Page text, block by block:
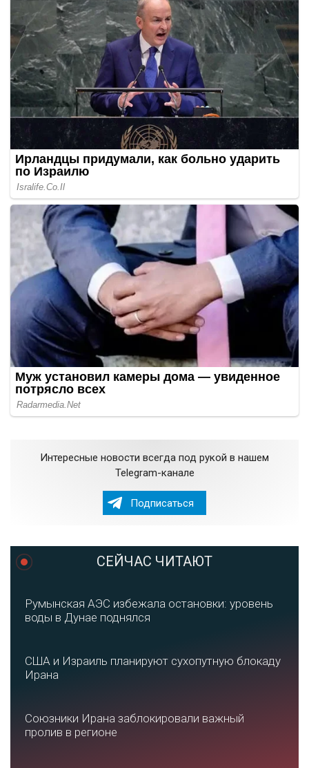
Интересные новости всегда под рукой в нашем
Telegram-канале
Подписаться
СЕЙЧАС ЧИТАЮТ
Румынская АЭС избежала остановки: уровень
воды в Дунае поднялся
США и Израиль планируют сухопутную блокаду
Ирана
Союзники Ирана заблокировали важный
пролив в регионе